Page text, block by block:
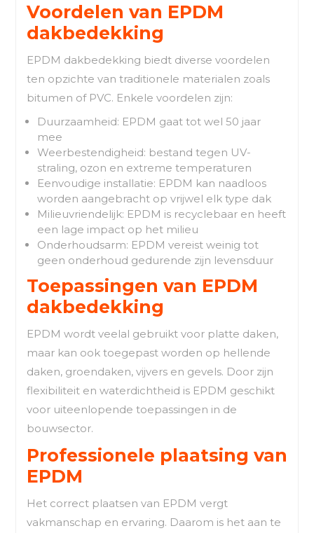
Voordelen van EPDM
dakbedekking
EPDM dakbedekking biedt diverse voordelen
ten opzichte van traditionele materialen zoals
bitumen of PVC. Enkele voordelen zijn:
Duurzaamheid: EPDM gaat tot wel 50 jaar
mee
Weerbestendigheid: bestand tegen UV-
straling, ozon en extreme temperaturen
Eenvoudige installatie: EPDM kan naadloos
worden aangebracht op vrijwel elk type dak
Milieuvriendelijk: EPDM is recyclebaar en heeft
een lage impact op het milieu
Onderhoudsarm: EPDM vereist weinig tot
geen onderhoud gedurende zijn levensduur
Toepassingen van EPDM
dakbedekking
EPDM wordt veelal gebruikt voor platte daken,
maar kan ook toegepast worden op hellende
daken, groendaken, vijvers en gevels. Door zijn
flexibiliteit en waterdichtheid is EPDM geschikt
voor uiteenlopende toepassingen in de
bouwsector.
Professionele plaatsing van
EPDM
Het correct plaatsen van EPDM vergt
vakmanschap en ervaring. Daarom is het aan te